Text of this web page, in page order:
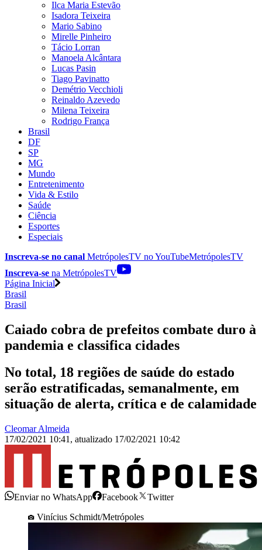
Ilca Maria Estevão
Isadora Teixeira
Mario Sabino
Mirelle Pinheiro
Tácio Lorran
Manoela Alcântara
Lucas Pasin
Tiago Pavinatto
Demétrio Vecchioli
Reinaldo Azevedo
Milena Teixeira
Rodrigo França
Brasil
DF
SP
MG
Mundo
Entretenimento
Vida & Estilo
Saúde
Ciência
Esportes
Especiais
Inscreva-se no canal MetrópolesTV noYouTubeMetrópolesTV
Inscreva-se na MetrópolesTV
Página Inicial
Brasil
Brasil
Caiado cobra de prefeitos combate duro à
pandemia e classifica cidades
No total, 18 regiões de saúde do estado
serão estratificadas, semanalmente, em
situação de alerta, crítica e de calamidade
Cleomar Almeida
17/02/2021 10:41 , atualizado 17/02/2021 10:42
Enviar no WhatsApp Facebook
Twitter
Vinícius Schmidt/Metrópoles